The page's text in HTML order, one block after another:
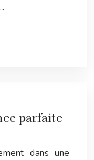
parfaite
dans une